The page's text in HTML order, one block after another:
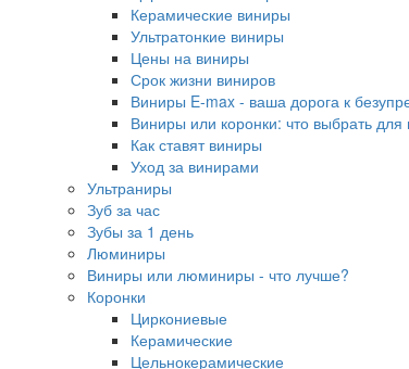
Керамические виниры
Ультратонкие виниры
Цены на виниры
Срок жизни виниров
Виниры E-max - ваша дорога к
Виниры или коронки: что выбрать
Как ставят виниры
Уход за винирами
Ультраниры
Зуб за час
Зубы за 1 день
Люминиры
Виниры или люминиры - что лучше?
Коронки
Циркониевые
Керамические
Цельнокерамические